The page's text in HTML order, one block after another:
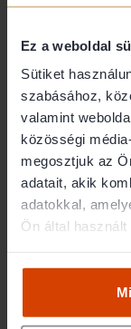
Ez a weboldal
Sütiket
szabásához,
valamint
közösségi
megosztjuk az
adatait, akik
adatokkal,
Ön által